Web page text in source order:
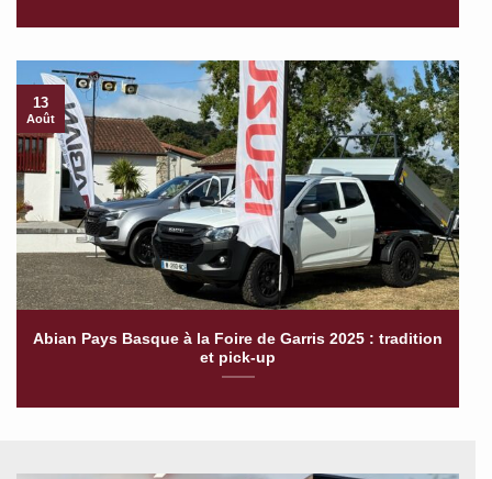
Abian Pays Basque à la Foire de Garris 2025 : tradition
et pick-up
13
Août